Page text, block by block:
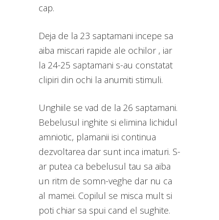
cap.
Deja de la 23 saptamani incepe sa
aiba miscari rapide ale ochilor , iar
la 24-25 saptamani s-au constatat
clipiri din ochi la anumiti stimuli.
Unghiile se vad de la 26 saptamani.
Bebelusul inghite si elimina lichidul
amniotic, plamanii isi continua
dezvoltarea dar sunt inca imaturi. S-
ar putea ca bebelusul tau sa aiba
un ritm de somn-veghe dar nu ca
al mamei. Copilul se misca mult si
poti chiar sa spui cand el sughite.